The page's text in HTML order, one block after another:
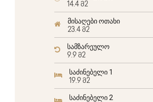
14.4 მ2
მისაღები ოთახი
23.4 მ2
სამზარეულო
9.9 მ2
საძინებელი 1
19.9 მ2
საძინებელი 2